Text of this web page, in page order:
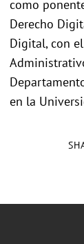
como
Derecho
Digital, con
en la